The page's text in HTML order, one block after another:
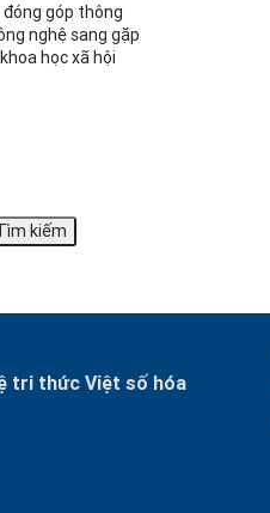
góp thông
nghệ sang gặp
học xã hội
tri thức Việt số hóa